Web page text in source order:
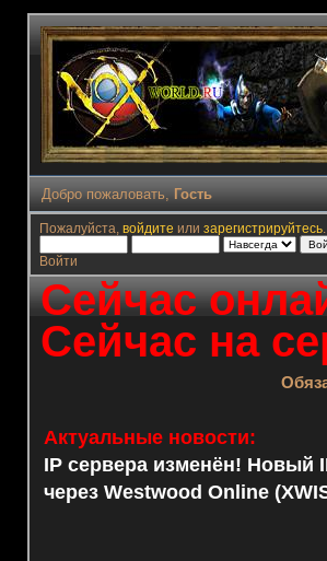
Добро пожаловать, Гость
Пожалуйста, войдите или зарегистрируйтесь.
Войти
Сейчас
Сейчас на
Актуальные новости:
IP сервера изменён! Новый
через Westwood Online